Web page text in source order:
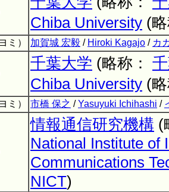
Chiba University (
ミ） 加賀城 宏毅 / Hiroki Kagajo / カ
千葉大学 (略称：
Chiba University (
ミ） 市橋 保之 /Yasuyuki Ichihashi /
情報通信研究機構 (
National Institute of
Communications
NICT)